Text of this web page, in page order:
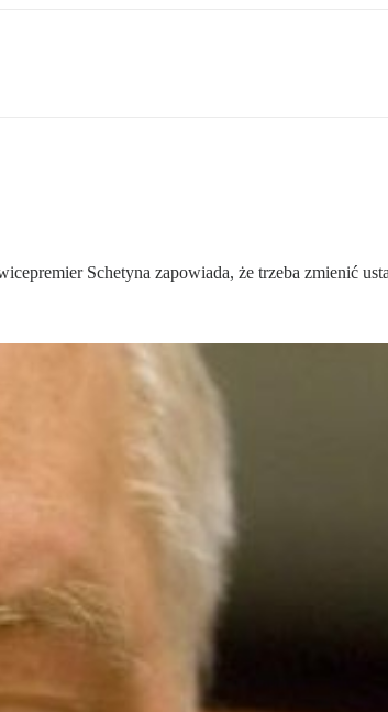
Schetyna zapowiada, że trzeba zmienić